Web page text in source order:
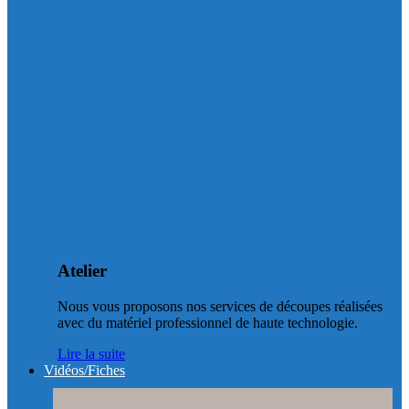
Atelier
Nous vous proposons nos services de découpes réalisées
avec du matériel professionnel de haute technologie.
Lire la suite
Vidéos/Fiches